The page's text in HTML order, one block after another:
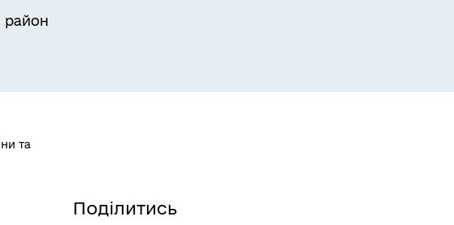
район
та
Поділитись